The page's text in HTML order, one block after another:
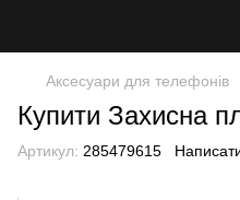
Аксесуари для телефонів
Купити Захисна
Артикул: 285479615